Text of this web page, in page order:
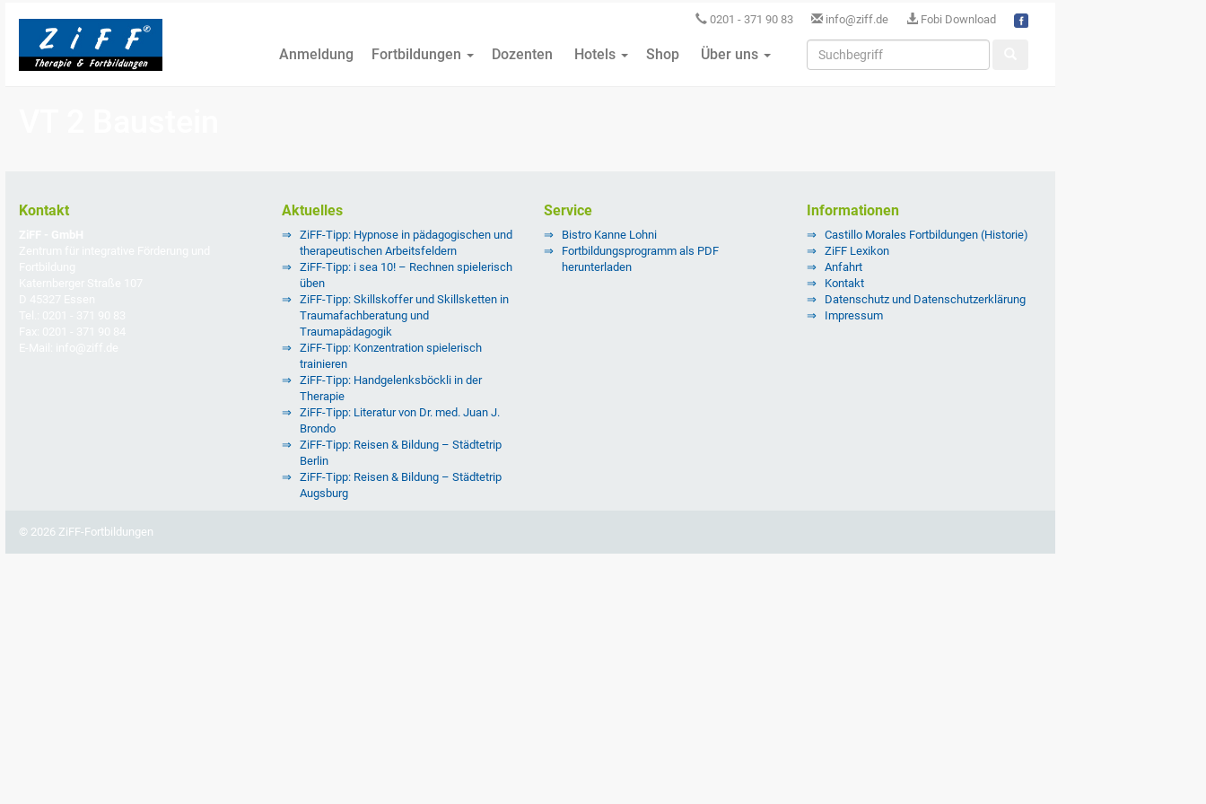
0201 - 371 90 83 info@ziff.de Fobi Download
Anmeldung Fortbildungen Dozenten Hotels Shop Über uns
Kontakt Aktuelles
ZiFF-Tipp: Hypnose in pädagogischen und
therapeutischen Arbeitsfeldern
ZiFF-Tipp: i sea 10! – Rechnen spielerisch
üben
ZiFF-Tipp: Skillskoffer und Skillsketten in
Traumafachberatung und
Traumapädagogik
ZiFF-Tipp: Konzentration spielerisch
trainieren
ZiFF-Tipp: Handgelenksböckli in der
Therapie
ZiFF-Tipp: Literatur von Dr. med. Juan J.
Brondo
ZiFF-Tipp: Reisen & Bildung – Städtetrip
Berlin
ZiFF-Tipp: Reisen & Bildung – Städtetrip
Augsburg
Service
Bistro Kanne Lohni
Fortbildungsprogramm als PDF
herunterladen
Informationen
Castillo Morales Fortbildungen (Historie)
ZiFF Lexikon
Anfahrt
Kontakt
Datenschutz und Datenschutzerklärung
Impressum
© 2026 ZiFF-Fortbildungen